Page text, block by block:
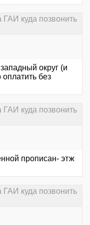
куда позвонить
округ (и
без
куда позвонить
прописан- этж
куда позвонить